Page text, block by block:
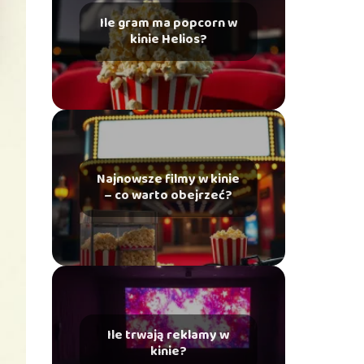
Ile gram ma popcorn w
kinie Helios?
Najnowsze filmy w kinie
– co warto obejrzeć?
Ile trwają reklamy w
kinie?